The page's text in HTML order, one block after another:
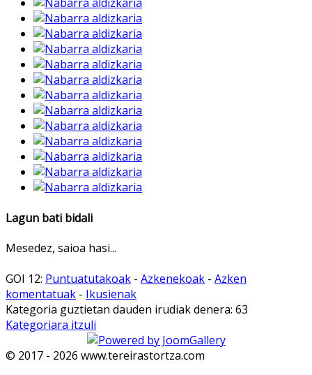
Lagun bati bidali
Mesedez, saioa hasi...
GOI 12: Puntuatutakoak - Azkenekoak - Azken
komentatuak - Ikusienak
Kategoria guztietan dauden irudiak denera: 63
Kategoriara itzuli
© 2017 - 2026 www.tereirastortza.com